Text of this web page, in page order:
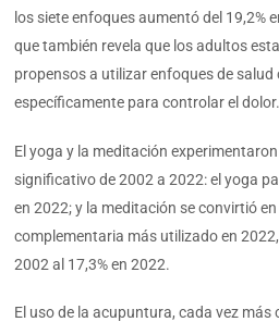
los siete enfoques aumentó del 19,2%
que también revela que los adultos
propensos a utilizar enfoques de
específicamente para controlar el dolor.
El yoga y la meditación
significativo de 2002 a 2022: el yoga
en 2022; y la meditación se convirtió
complementaria más utilizado en
2002 al 17,3% en 2022.
El uso de la acupuntura, cada vez más